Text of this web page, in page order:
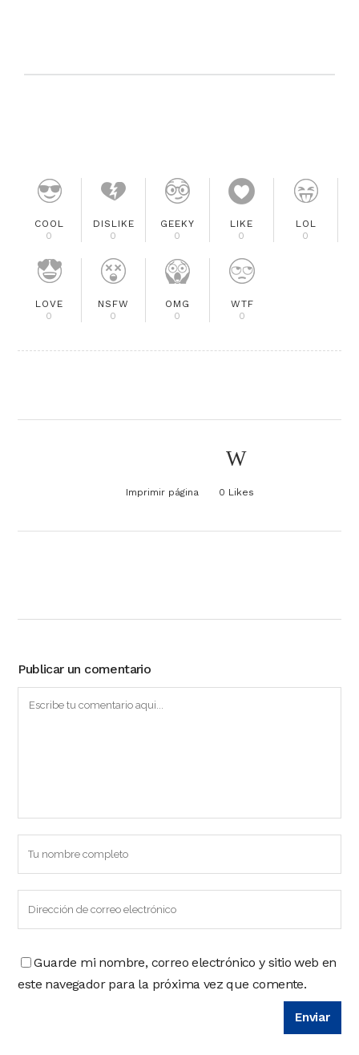
COOL
0
DISLIKE
0
GEEKY
0
LIKE
0
LOL
0
LOVE
0
NSFW
0
OMG
0
WTF
0
Imprimir página 0 Likes
Publicar un comentario
Guarde mi nombre, correo electrónico y sitio web en
este navegador para la próxima vez que comente.